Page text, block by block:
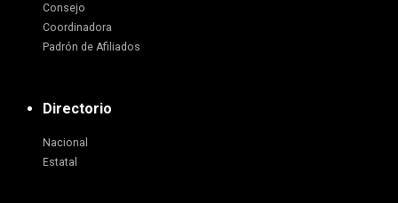
Consejo
Coordinadora
Padrón de Afiliados
Directorio
Nacional
Estatal